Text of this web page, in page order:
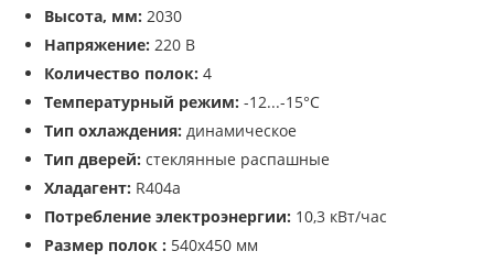
Высота, мм: 2030
Напряжение: 220 В
Количество полок: 4
Температурный режим: -12...-15°С
Тип охлаждения: динамическое
Тип дверей: стеклянные распашные
Хладагент: R404a
Потребление электроэнергии: 10,3 кВт/час
Размер полок : 540х450 мм